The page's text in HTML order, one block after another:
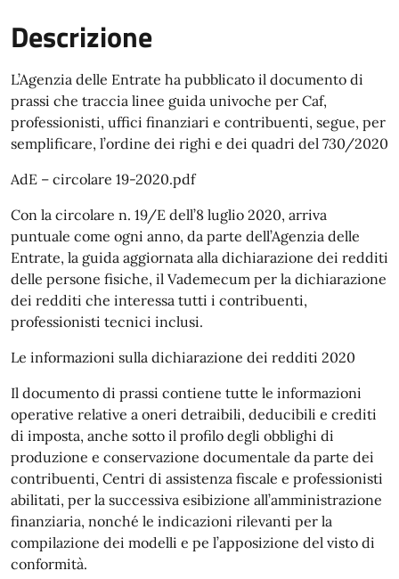
Descrizione
L’Agenzia delle Entrate ha pubblicato il documento di
prassi che traccia linee guida univoche per Caf,
professionisti, uffici finanziari e contribuenti, segue, per
semplificare, l’ordine dei righi e dei quadri del 730/2020
AdE – circolare 19-2020.pdf
Con la circolare n. 19/E dell’8 luglio 2020, arriva
puntuale come ogni anno, da parte dell’Agenzia delle
Entrate, la guida aggiornata alla dichiarazione dei redditi
delle persone fisiche, il Vademecum per la dichiarazione
dei redditi che interessa tutti i contribuenti,
professionisti tecnici inclusi.
Le informazioni sulla dichiarazione dei redditi 2020
Il documento di prassi contiene tutte le informazioni
operative relative a oneri detraibili, deducibili e crediti
di imposta, anche sotto il profilo degli obblighi di
produzione e conservazione documentale da parte dei
contribuenti, Centri di assistenza fiscale e professionisti
abilitati, per la successiva esibizione all’amministrazione
finanziaria, nonché le indicazioni rilevanti per la
compilazione dei modelli e pe l’apposizione del visto di
conformità.